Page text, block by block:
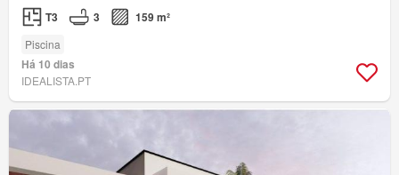
T3 3 159 m²
Piscina
Há 10 dias
IDEALISTA.PT